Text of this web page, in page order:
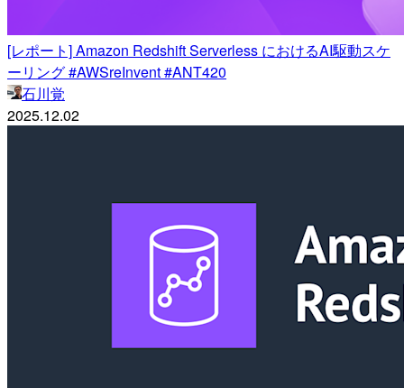
[レポート] Amazon Redshift Serverless におけるAI駆動スケ
ーリング #AWSreInvent #ANT420
石川覚
2025.12.02